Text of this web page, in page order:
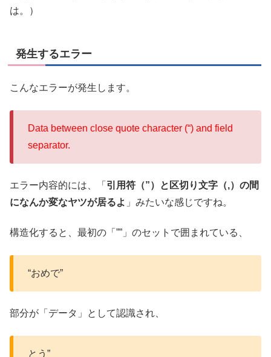
は。）
発生するエラー
こんなエラーが発生します。
Data between close quote character (“) and field
separator.
エラー内容的には、「 引用符（”）と区切り文字（,）の間
になんか変なヤツが居るよ 」みたいな感じですね。
構造化すると、最初の「””」のセットで囲まれている、
“おめで”
部分が「データ」として認識され、
とう”